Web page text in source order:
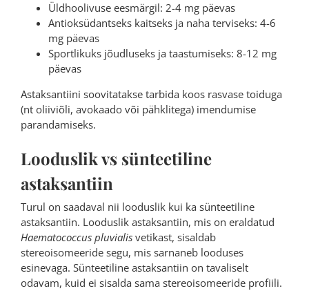
Üldhoolivuse eesmärgil: 2-4 mg päevas
Antioksüdantseks kaitseks ja naha terviseks: 4-6
mg päevas
Sportlikuks jõudluseks ja taastumiseks: 8-12 mg
päevas
Astaksantiini soovitatakse tarbida koos rasvase toiduga
(nt oliiviõli, avokaado või pähklitega) imendumise
parandamiseks.
Looduslik vs sünteetiline
astaksantiin
Turul on saadaval nii looduslik kui ka sünteetiline
astaksantiin. Looduslik astaksantiin, mis on eraldatud
Haematococcus pluvialis vetikast, sisaldab
stereoisomeeride segu, mis sarnaneb looduses
esinevaga. Sünteetiline astaksantiin on tavaliselt
odavam, kuid ei sisalda sama stereoisomeeride profiili.